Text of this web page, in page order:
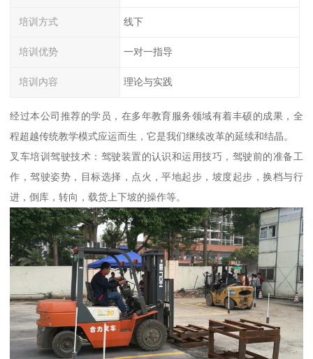
培训方式 线下
培训优势 一对一指导
培训内容 理论与实践
经过本公司推荐的学员，在多年教育服务领域有着丰硕的成果，全
程超越传统教学模式应运而生，它是我们继续改革的延续和结晶。
叉车培训驾驶技术：驾驶装置的认识和运用技巧，驾驶前的准备工
作，驾驶姿势，目标选择，点火，平地起步，坡度起步，换档与行
进，倒库，转向，载货上下坡的操作等。